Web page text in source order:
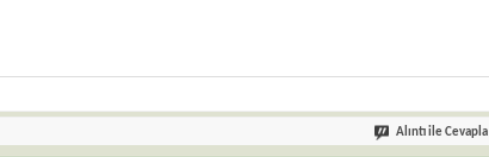
Alıntı ile Cevapla